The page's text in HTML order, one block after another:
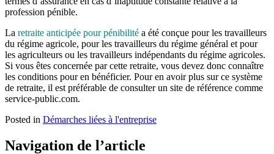
profession pénible.
La retraite anticipée pour pénibilité a été conçue pour les travailleurs
du régime agricole, pour les travailleurs du régime général et pour
les agriculteurs ou les travailleurs indépendants du régime agricoles.
Si vous êtes concernée par cette retraite, vous devez donc connaître
les conditions pour en bénéficier. Pour en avoir plus sur ce système
de retraite, il est préférable de consulter un site de référence comme
service-public.com.
Posted in Démarches liées à l'entreprise
Navigation de l’article